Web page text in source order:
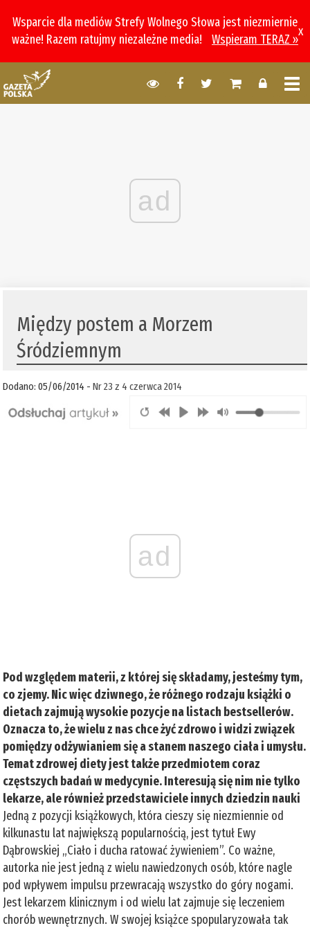
Wsparcie dla mediów Strefy Wolnego Słowa jest niezmiernie
ważne! Razem ratujmy niezależne media!
Wspieram TERAZ »
x
ad
Między postem a Morzem
Śródziemnym
Dodano: 05/06/2014 -Nr 23 z 4 czerwca 2014
ad
Pod względem materii, z której się składamy, jesteśmy tym,
co zjemy. Nic więc dziwnego, że różnego rodzaju książki o
dietach zajmują wysokie pozycje na listach bestsellerów.
Oznacza to, że wielu z nas chce żyć zdrowo i widzi związek
pomiędzy odżywianiem się a stanem naszego ciała i umysłu.
Temat zdrowej diety jest także przedmiotem coraz
częstszych badań w medycynie. Interesują się nim nie tylko
lekarze, ale również przedstawiciele innych dziedzin nauki
Jedną z pozycji książkowych, która cieszy się niezmiennie od
kilkunastu lat największą popularnością, jest tytuł Ewy
Dąbrowskiej „Ciało i ducha ratować żywieniem”. Co ważne,
autorka nie jest jedną z wielu nawiedzonych osób, które nagle
pod wpływem impulsu przewracają wszystko do góry nogami.
Jest lekarzem klinicznym i od wielu lat zajmuje się leczeniem
chorób wewnętrznych. W swojej książce spopularyzowała tak